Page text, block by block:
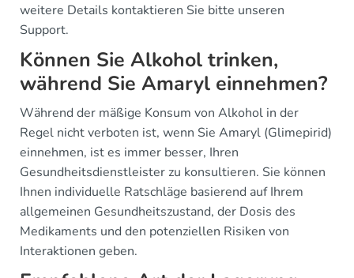
weitere Details kontaktieren Sie bitte unseren
Support.
Können Sie Alkohol trinken,
während Sie Amaryl einnehmen?
Während der mäßige Konsum von Alkohol in der
Regel nicht verboten ist, wenn Sie Amaryl (Glimepirid)
einnehmen, ist es immer besser, Ihren
Gesundheitsdienstleister zu konsultieren. Sie können
Ihnen individuelle Ratschläge basierend auf Ihrem
allgemeinen Gesundheitszustand, der Dosis des
Medikaments und den potenziellen Risiken von
Interaktionen geben.